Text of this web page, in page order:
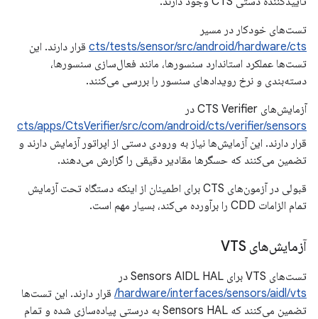
تست‌های خودکار در مسیر
cts/tests/sensor/src/android/hardware/cts قرار دارند. این
تست‌ها عملکرد استاندارد سنسورها، مانند فعال‌سازی سنسورها،
دسته‌بندی و نرخ رویدادهای سنسور را بررسی می‌کنند.
آزمایش‌های CTS Verifier در
cts/apps/CtsVerifier/src/com/android/cts/verifier/sensors
قرار دارند. این آزمایش‌ها نیاز به ورودی دستی از اپراتور آزمایش دارند و
تضمین می‌کنند که حسگرها مقادیر دقیقی را گزارش می‌دهند.
قبولی در آزمون‌های CTS برای اطمینان از اینکه دستگاه تحت آزمایش
تمام الزامات CDD را برآورده می‌کند، بسیار مهم است.
آزمایش‌های VTS
تست‌های VTS برای Sensors AIDL HAL در
hardware/interfaces/sensors/aidl/vts/ قرار دارند. این تست‌ها
تضمین می‌کنند که Sensors HAL به درستی پیاده‌سازی شده و تمام